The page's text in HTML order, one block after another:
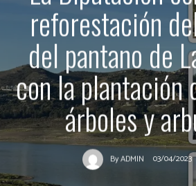
reforestación
del pantano de
con la
árboles y
ByADMIN 03/04/2023